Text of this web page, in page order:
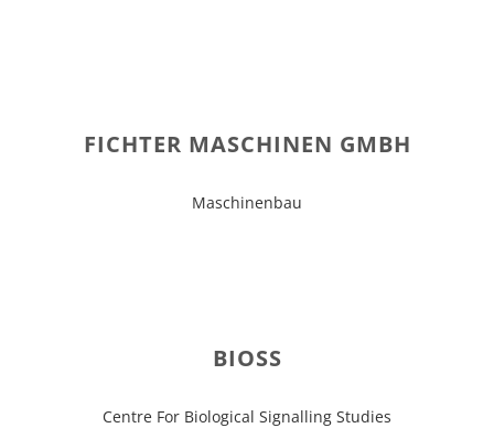
FICHTER MASCHINEN GMBH
Maschinenbau
BIOSS
Centre For Biological Signalling Studies